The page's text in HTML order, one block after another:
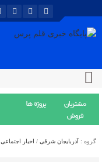
گروه : آذربایجان شرقی / اخبار اجتماعی